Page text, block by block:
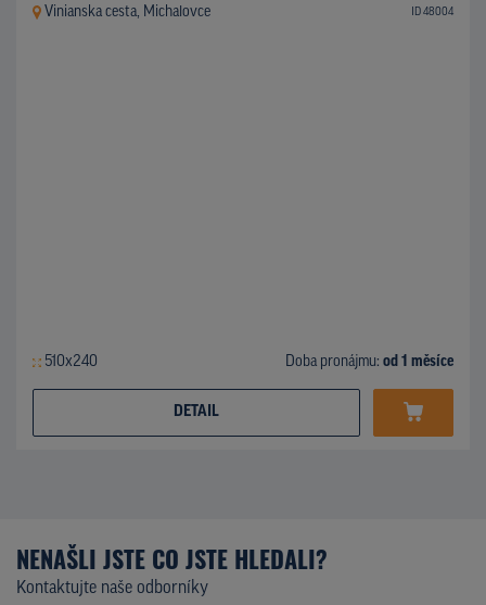
Vinianska cesta, Michalovce ID 48004
510x240 Doba pronájmu: od 1 měsíce
DETAIL
NENAŠLI JSTE CO JSTE HLEDALI?
Kontaktujte naše odborníky